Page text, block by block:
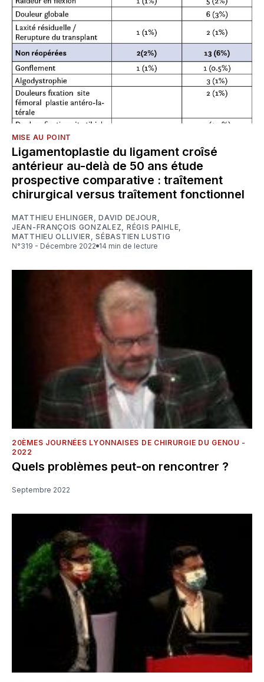
MISE AU POINT
Ligamentoplastie du ligament croîsé
antérieur au-delà de 50 ans étude
prospective comparative : traîtement
chirurgical versus traîtement fonctionnel
MATTHIEU EHLINGER ,DAVID DEJOUR
JEAN-FRANÇOIS GONZALEZ
RÉGIS PAIHLE
MATTHIEU OLLIVIER
,SÉBASTIEN LUSTIG
N°319 - Décembre 2022
14 min de lecture
20ÈMES JOURNÉES LYONNAISES DE CHIRURGIE DU GENOU -
2022
Quels problèmes peut-on rencontrer ?
Septembre 2022